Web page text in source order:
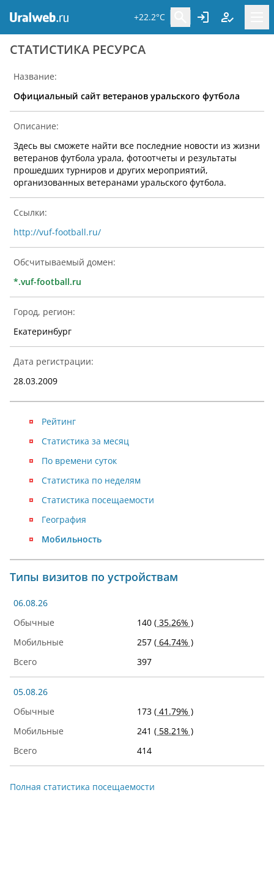
+22.2°C
CТАТИСТИКА РЕСУРСА
Название:
Официальный сайт ветеранов уральского футбола
Описание:
Здесь вы сможете найти все последние новости из жизни
ветеранов футбола урала, фотоотчеты и результаты
прошедших турниров и других мероприятий,
организованных ветеранами уральского футбола.
Ссылки:
http://vuf-football.ru/
Обсчитываемый домен:
*.vuf-football.ru
Город, регион:
Екатеринбург
Дата регистрации:
28.03.2009
Рейтинг
Статистика посещаемости
Статистика за месяц
География
По времени суток
Мобильность
Статистика по неделям
Типы визитов по устройствам
06.08.26
140 ( 35.26% )
257 ( 64.74% )
397
05.08.26
173 ( 41.79% )
241 ( 58.21% )
414
Полная статистика посещаемости